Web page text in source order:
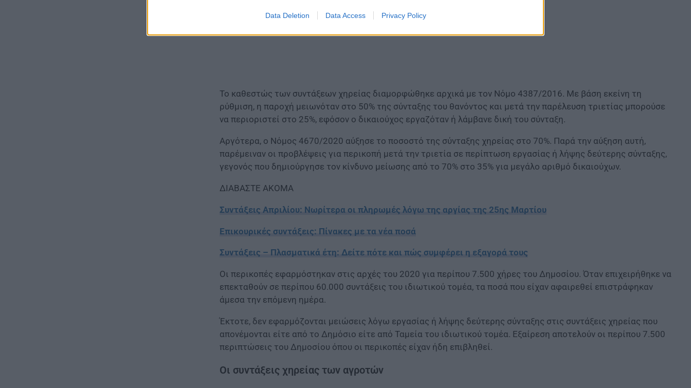
Data Deletion Data Access Privacy Policy
Το καθεστώς των συντάξεων χηρείας διαμορφώθηκε αρχικά με τον Νόμο 4387/2016. Με βάση εκείνη τη
ρύθμιση, η παροχή μειωνόταν στο 50% της σύνταξης του θανόντος και μετά την παρέλευση τριετίας μπορούσε
να περιοριστεί στο 25%, εφόσον ο δικαιούχος εργαζόταν ή λάμβανε δική του σύνταξη.
Αργότερα, ο Νόμος 4670/2020 αύξησε το ποσοστό της σύνταξης χηρείας στο 70%. Παρά την αύξηση αυτή,
παρέμειναν οι προβλέψεις για περικοπή μετά την τριετία σε περίπτωση εργασίας ή λήψης δεύτερης σύνταξης,
γεγονός που δημιούργησε τον κίνδυνο μείωσης από το 70% στο 35% για μεγάλο αριθμό δικαιούχων.
ΔΙΑΒΑΣΤΕ ΑΚΟΜΑ
Συντάξεις Απριλίου: Νωρίτερα οι πληρωμές λόγω της αργίας της 25ης Μαρτίου
Επικουρικές συντάξεις: Πίνακες με τα νέα ποσά
Συντάξεις – Πλασματικά έτη: Δείτε πότε και πώς συμφέρει η εξαγορά τους
Οι περικοπές εφαρμόστηκαν στις αρχές του 2020 για περίπου 7.500 χήρες του Δημοσίου. Όταν επιχειρήθηκε να
επεκταθούν σε περίπου 60.000 συντάξεις του ιδιωτικού τομέα, τα ποσά που είχαν αφαιρεθεί επιστράφηκαν
άμεσα την επόμενη ημέρα.
Έκτοτε, δεν εφαρμόζονται μειώσεις λόγω εργασίας ή λήψης δεύτερης σύνταξης στις συντάξεις χηρείας που
απονέμονται είτε από το Δημόσιο είτε από Ταμεία του ιδιωτικού τομέα. Εξαίρεση αποτελούν οι περίπου 7.500
περιπτώσεις του Δημοσίου όπου οι περικοπές είχαν ήδη επιβληθεί.
Οι συντάξεις χηρείας των αγροτών